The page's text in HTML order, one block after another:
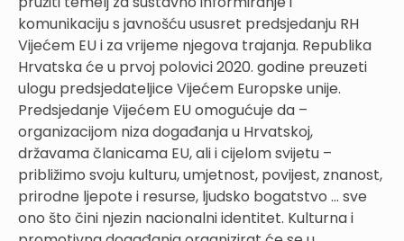
komunikaciju s javnošću ususret predsjedanju RH
Vijećem EU i za vrijeme njegova trajanja. Republika
Hrvatska će u prvoj polovici 2020. godine preuzeti
ulogu predsjedateljice Vijećem Europske unije.
Predsjedanje Vijećem EU omogućuje da –
organizacijom niza događanja u Hrvatskoj,
državama članicama EU, ali i cijelom svijetu –
približimo svoju kulturu, umjetnost, povijest, znanost,
prirodne ljepote i resurse, ljudsko bogatstvo … sve
ono što čini njezin nacionalni identitet. Kulturna i